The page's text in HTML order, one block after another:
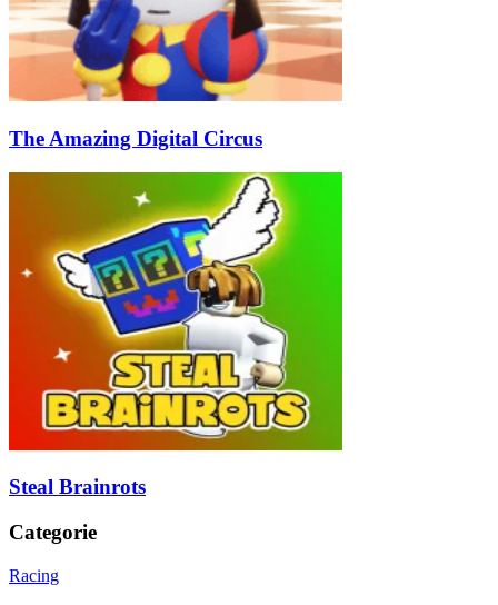
The Amazing Digital Circus
Steal Brainrots
Categorie
Racing